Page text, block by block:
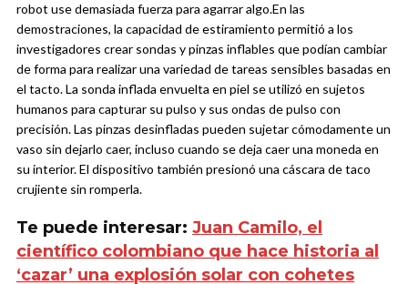
robot use demasiada fuerza para agarrar algo.En las
demostraciones, la capacidad de estiramiento permitió a los
investigadores crear sondas y pinzas inflables que podían cambiar
de forma para realizar una variedad de tareas sensibles basadas en
el tacto. La sonda inflada envuelta en piel se utilizó en sujetos
humanos para capturar su pulso y sus ondas de pulso con
precisión. Las pinzas desinfladas pueden sujetar cómodamente un
vaso sin dejarlo caer, incluso cuando se deja caer una moneda en
su interior. El dispositivo también presionó una cáscara de taco
crujiente sin romperla.
Te puede interesar: Juan Camilo, el
científico colombiano que hace historia al
‘cazar’ una explosión solar con cohetes